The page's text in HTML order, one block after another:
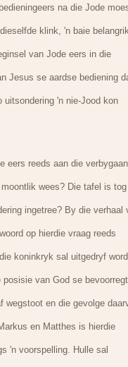
na die Jode
klink, 'n baie
van Jode eers in die
Jesus se aardse bediening
'n nie-Jood kon
eers reeds aan die
wees? Die tafel is
ingetree? By die verhaal
op hierdie vraag reeds
koninkryk sal uitgedryf
van God se
wegstoot en die gevolge
en Matthes is hierdie
'n voorspelling. Hulle sal